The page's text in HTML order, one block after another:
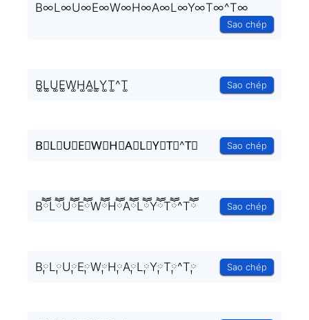
B∞L∞U∞E∞W∞H∞A∞L∞Y∞T∞^T∞
Sao chép
B͚L͚U͚E͚W͚H͚A͚L͚Y͚T͚^T͚ Sao chép
B⃒L⃒U⃒E⃒W⃒H⃒A⃒L⃒Y⃒T⃒^T⃒ Sao chép
BཽLཽUཽEཽWཽHཽAཽLཽYཽTཽ^Tཽ Sao chép
B༙L༙U༙E༙W༙H༙A༙L༙Y༙T༙^T༙ Sao chép